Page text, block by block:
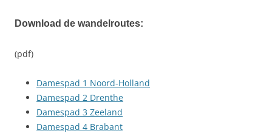
Download de wandelroutes:
(pdf)
Damespad 1 Noord-Holland
Damespad 2 Drenthe
Damespad 3 Zeeland
Damespad 4 Brabant